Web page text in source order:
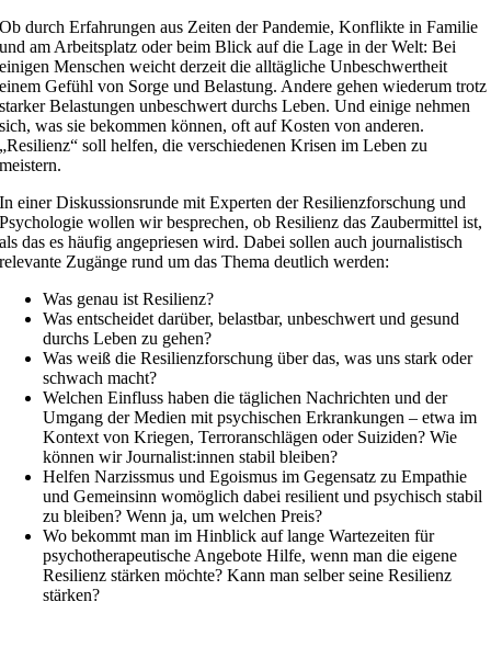
Ob durch Erfahrungen aus Zeiten der Pandemie, Konflikte in Familie
und am Arbeitsplatz oder beim Blick auf die Lage in der Welt: Bei
einigen Menschen weicht derzeit die alltägliche Unbeschwertheit
einem Gefühl von Sorge und Belastung. Andere gehen wiederum trotz
starker Belastungen unbeschwert durchs Leben. Und einige nehmen
sich, was sie bekommen können, oft auf Kosten von anderen.
„Resilienz“ soll helfen, die verschiedenen Krisen im Leben zu
meistern.
In einer Diskussionsrunde mit Experten der Resilienzforschung und
Psychologie wollen wir besprechen, ob Resilienz das Zaubermittel ist,
als das es häufig angepriesen wird. Dabei sollen auch journalistisch
relevante Zugänge rund um das Thema deutlich werden:
Was genau ist Resilienz?
Was entscheidet darüber, belastbar, unbeschwert und gesund
durchs Leben zu gehen?
Was weiß die Resilienzforschung über das, was uns stark oder
schwach macht?
Welchen Einfluss haben die täglichen Nachrichten und der
Umgang der Medien mit psychischen Erkrankungen – etwa im
Kontext von Kriegen, Terroranschlägen oder Suiziden? Wie
können wir Journalist:innen stabil bleiben?
Helfen Narzissmus und Egoismus im Gegensatz zu Empathie
und Gemeinsinn womöglich dabei resilient und psychisch stabil
zu bleiben? Wenn ja, um welchen Preis?
Wo bekommt man im Hinblick auf lange Wartezeiten für
psychotherapeutische Angebote Hilfe, wenn man die eigene
Resilienz stärken möchte? Kann man selber seine Resilienz
stärken?